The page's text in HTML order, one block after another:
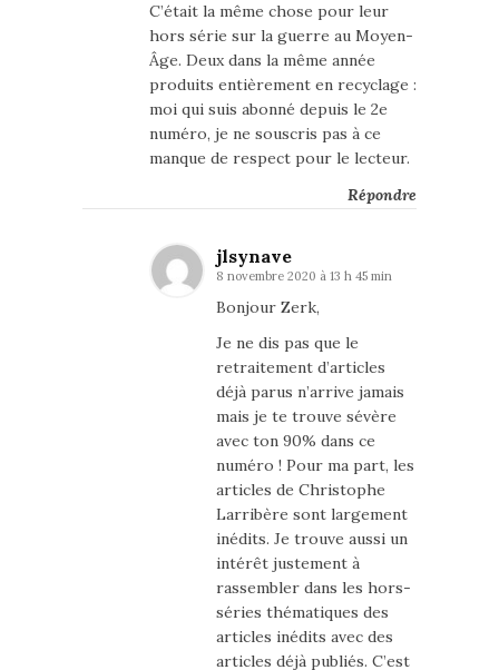
C’était la même chose pour leur
hors série sur la guerre au Moyen-
Âge. Deux dans la même année
produits entièrement en recyclage :
moi qui suis abonné depuis le 2e
numéro, je ne souscris pas à ce
manque de respect pour le lecteur.
Répondre
jlsynave
8 novembre 2020 à 13 h 45 min
Bonjour Zerk,
Je ne dis pas que le
retraitement d’articles
déjà parus n’arrive jamais
mais je te trouve sévère
avec ton 90% dans ce
numéro ! Pour ma part, les
articles de Christophe
Larribère sont largement
inédits. Je trouve aussi un
intérêt justement à
rassembler dans les hors-
séries thématiques des
articles inédits avec des
articles déjà publiés. C’est